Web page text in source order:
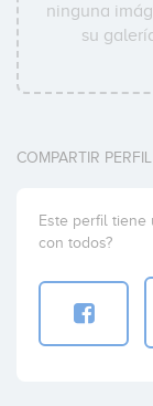
ninguna
su
COMPARTIR PERFIL
Este perfil tiene
con todos?